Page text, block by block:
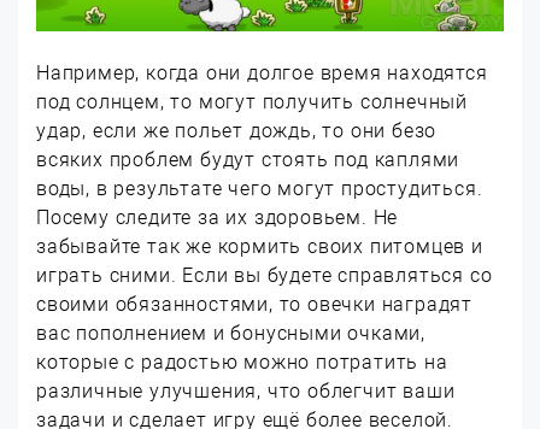
Например, когда они долгое время находятся
под солнцем, то могут получить солнечный
удар, если же польет дождь, то они безо
всяких проблем будут стоять под каплями
воды, в результате чего могут простудиться.
Посему следите за их здоровьем. Не
забывайте так же кормить своих питомцев и
играть сними. Если вы будете справляться со
своими обязанностями, то овечки наградят
вас пополнением и бонусными очками,
которые с радостью можно потратить на
различные улучшения, что облегчит ваши
задачи и сделает игру ещё более веселой.